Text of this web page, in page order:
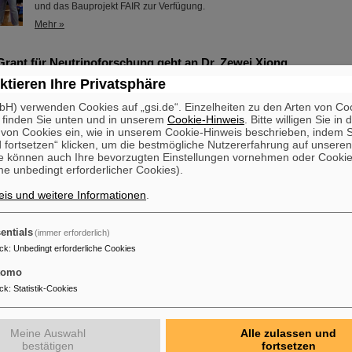
und das Bauprojekt FAIR zur Verfügung.
Mehr »
für Neutrinoforschung geht an Dr. Zewei Xiong
Dr. Zewei Xiong wird mit dem renommierten ERC Starting Grant des
Forschungsrats (European Research Council, ERC) ausgezeichnet. Das
der europaweit wichtigsten Forschungspreise, der sich an talentierte
Nachwuchswissenschaftler*innen in einem frühen Karrierestadium
der Arbeitsgruppenleitung auszuschöpfen. Dr. Zewei Xiong ist derzeit als
Abteilung Nukleare Astrophysik und Struktur des GSI Helmholtzzentrums ...
Mehr »
ESA und FAIR veranstalten gemeinsame Summer
Strahlung
erstklassigen Ausbildungsprogramm und seiner hochkarätigen Expertise,
globales Netzwerk, zieht das Fortbildungsangebot für
Ihre Privatsphäre
verwenden Cookies auf „gsi.de“. Einzelheiten zu den Arten von
Sie unten und in unserem Cookie-Hinweis . Bitte willigen Sie in
Cookies ein, wie in unserem Cookie-Hinweis beschrieben, indem
fortsetzen“ klicken, um die bestmögliche Nutzererfahrung auf
können auch Ihre bevorzugten Einstellungen vornehmen oder
unbedingt erforderlicher Cookies).
und weitere Informationen
(immer erforderlich)
: Unbedingt erforderliche Cookies
: Statistik-Cookies
Meine Auswahl
bestätigen
Alle zulassen und
fortsetzen